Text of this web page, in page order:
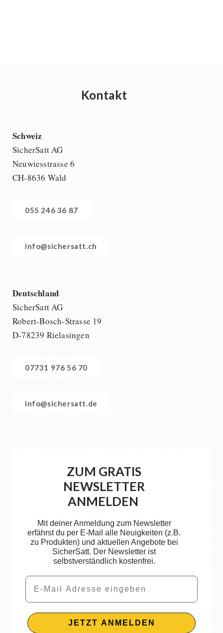
Kontakt
Schweiz
SicherSatt AG
Neuwiesstrasse 6
CH-8636 Wald
055 246 36 87
info@sichersatt.ch
Deutschland
SicherSatt AG
Robert-Bosch-Strasse 19
D-78239 Rielasingen
07731 976 56 70
info@sichersatt.de
ZUM GRATIS
NEWSLETTER
ANMELDEN
Mit deiner Anmeldung zum Newsletter
erfährst du per E-Mail alle Neuigkeiten (z.B.
zu Produkten) und aktuellen Angebote bei
SicherSatt. Der Newsletter ist
selbstverständlich kostenfrei.
Email
JETZT ANMELDEN